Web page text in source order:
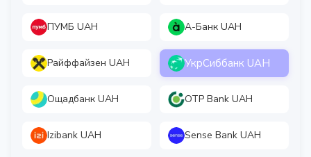
ПУМБ UAH А-Банк UAH
Райффайзен UAH УкрСиббанк UAH
Ощадбанк UAH OTP Bank UAH
Izibank UAH Sense Bank UAH